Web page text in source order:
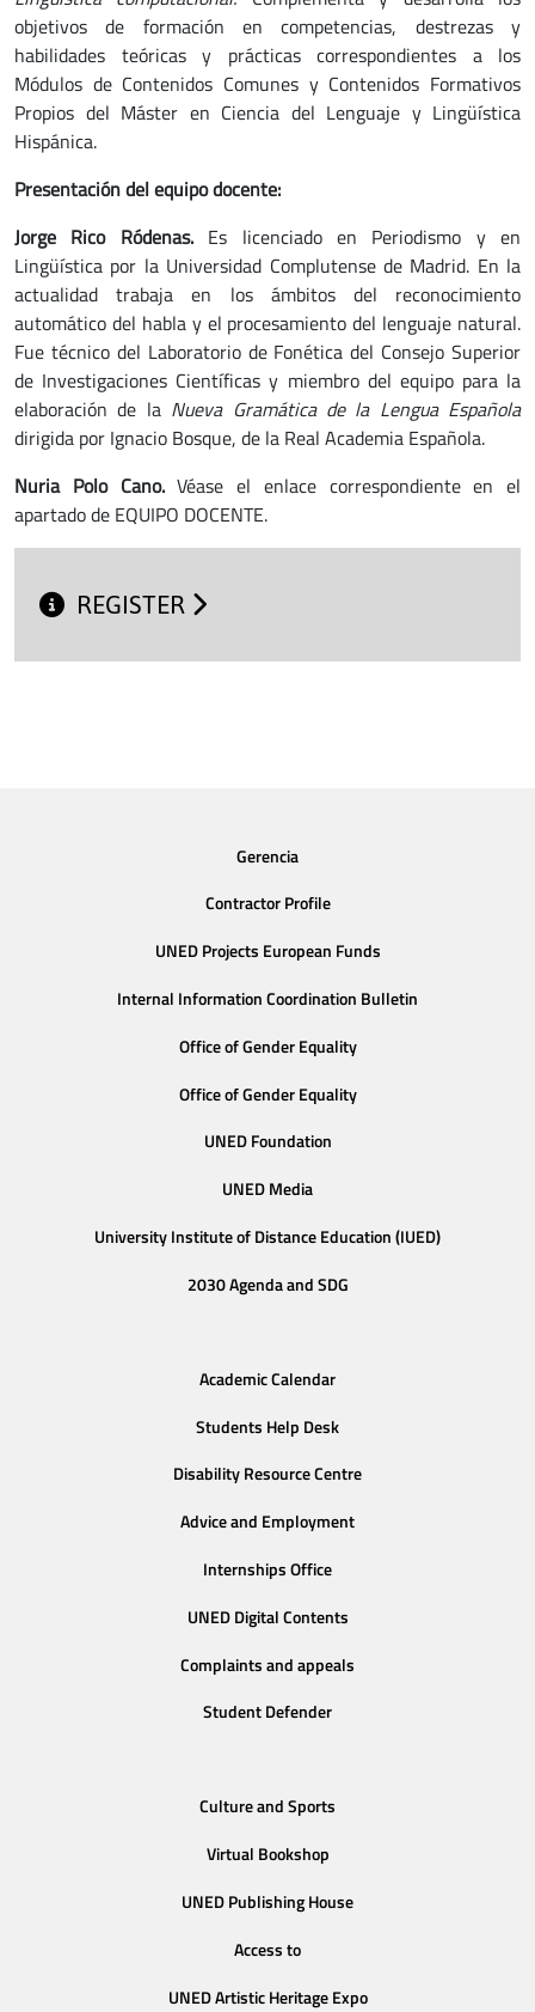
objetivos de formación en competencias, destrezas y
habilidades teóricas y prácticas correspondientes a los
Módulos de Contenidos Comunes y Contenidos Formativos
Propios del Máster en Ciencia del Lenguaje y Lingüística
Hispánica.
Presentación del equipo docente:
Jorge Rico Ródenas. Es licenciado en Periodismo y en
Lingüística por la Universidad Complutense de Madrid. En la
actualidad trabaja en los ámbitos del reconocimiento
automático del habla y el procesamiento del lenguaje natural.
Fue técnico del Laboratorio de Fonética del Consejo Superior
de Investigaciones Científicas y miembro del equipo para la
elaboración de la Nueva Gramática de la Lengua Española
dirigida por Ignacio Bosque, de la Real Academia Española.
Nuria Polo Cano.Véase el enlace correspondiente en el
apartado de EQUIPO DOCENTE.
REGISTER
Gerencia
Contractor Profile
UNED Projects European Funds
Internal Information Coordination Bulletin
Office of Gender Equality
Office of Gender Equality
UNED Foundation
UNED Media
University Institute of Distance Education (IUED)
2030 Agenda and SDG
Academic Calendar
Students Help Desk
Disability Resource Centre
Advice and Employment
Internships Office
UNED Digital Contents
Complaints and appeals
Student Defender
Culture and Sports
Virtual Bookshop
UNED Publishing House
Access to
UNED Artistic Heritage Expo